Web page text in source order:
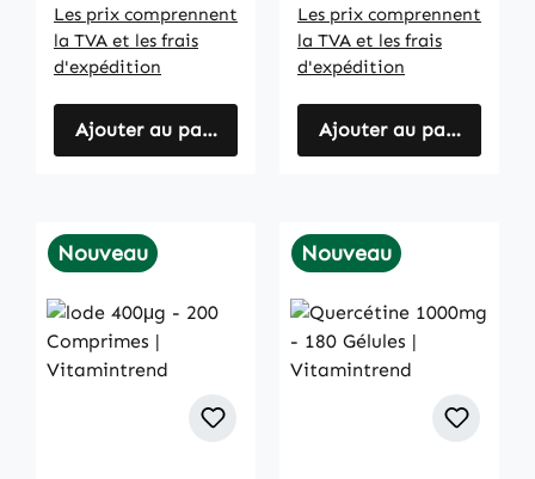
Les prix comprennent
la TVA et les frais
d'expédition
Ajouter au panier
Les prix comprennent
la TVA et les frais
d'expédition
Ajouter au panier
Nouveau Nouveau